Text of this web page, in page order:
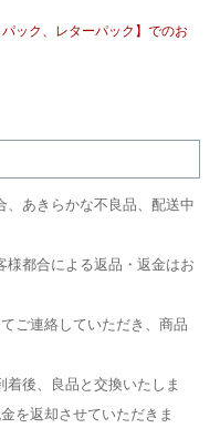
ック、レターパック】でのお
、あきらかな不良品、配送中
都合による返品・返金はお
ご連絡していただき、商品
後、良品と交換いたしま
を返却させていただきま